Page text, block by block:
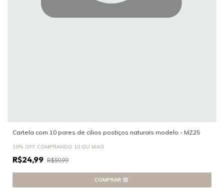
Cartela com 10 pares de cilios postiços naturais modelo - MZ25
10% OFF COMPRANDO 10 OU MAIS
R$24,99 R$59,99